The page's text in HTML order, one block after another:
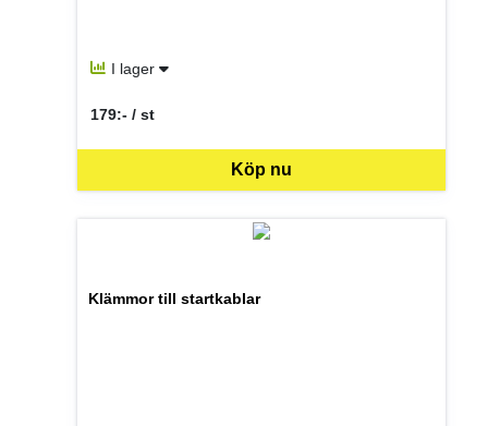
I lager
Köp nu
179:- / st
SEK per ST
Klämmor till startkablar